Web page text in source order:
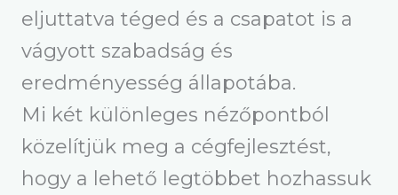
eljuttatva téged és a csapatot is a
vágyott szabadság és
eredményesség állapotába.
Mi két különleges nézőpontból
közelítjük meg a cégfejlesztést,
hogy a lehető legtöbbet hozhassuk